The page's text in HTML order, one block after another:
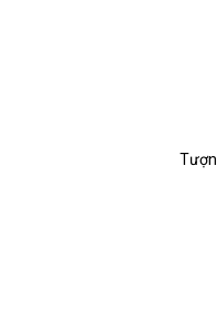
Tượng chim công xi măng